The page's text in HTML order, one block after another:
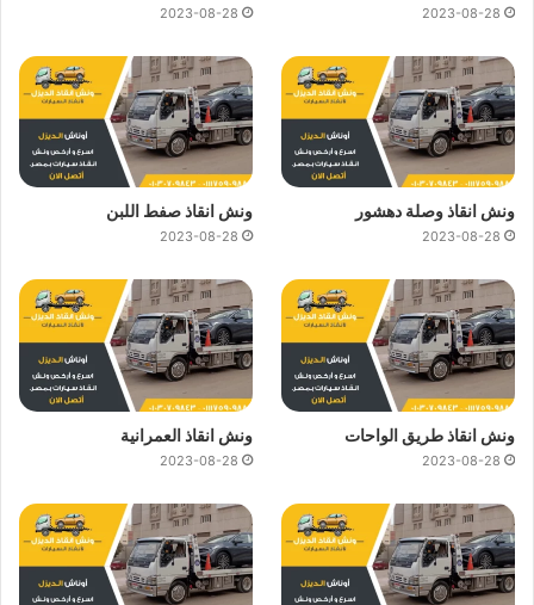
2023-08-28
2023-08-28
ونش انقاذ وصلة دهشور
2023-08-28
ونش انقاذ صفط اللبن
2023-08-28
ونش انقاذ طريق الواحات
2023-08-28
ونش انقاذ العمرانية
2023-08-28